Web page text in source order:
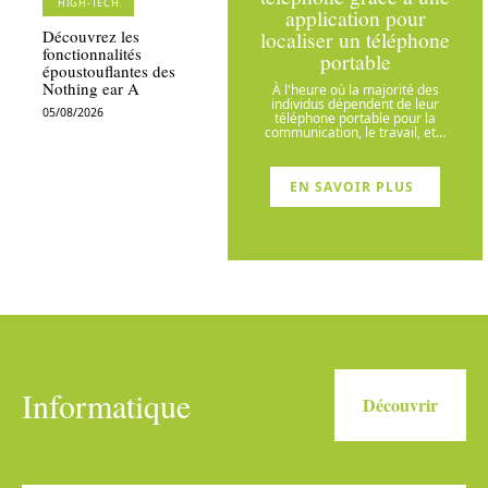
HIGH-TECH
Découvrez les
fonctionnalités
époustouflantes des
Nothing ear A
05/08/2026
application pour
localiser un téléphone
portable
À l'heure où la majorité des
individus dépendent de leur
téléphone portable pour la
communication, le travail, et…
EN SAVOIR PLUS
Informatique Découvrir